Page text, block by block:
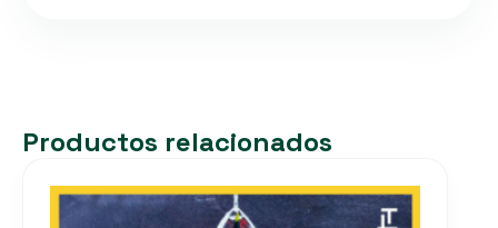
Productos relacionados